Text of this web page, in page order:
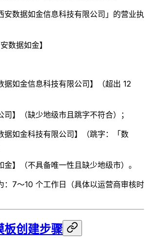
安数据如金信息科技有限公司」的营业执
数据如金】
据如金信息科技有限公司】（超出 12
司】（缺少地级市且跳字不符合）；
据如金科技有限公司】（跳字：「数
金】（不具备唯一性且缺少地级市）。
：7～10 个工作日（具体以运营商审核时
板创建步骤